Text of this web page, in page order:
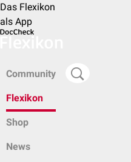
Das Flexikon
als App
Community
Flexikon
Shop
News